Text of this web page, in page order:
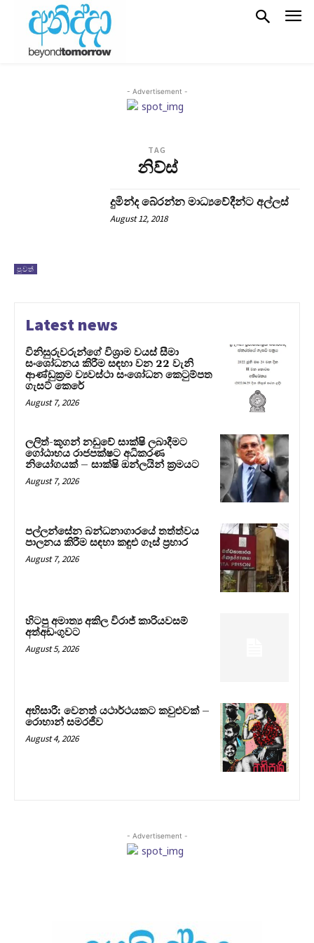
- Advertisement -
TAG
නිව්ස්
පුවත්
දුමින්ද බේරන්න මාධ්‍යවේදීන්ට අල්ලස්
August 12, 2018
Latest news
විනිසුරුවරුන්ගේ විශ්‍රාම වයස් සීමා
සංශෝධනය කිරීම සඳහා වන 22 වැනි
ආණ්ඩුක්‍රම ව්‍යවස්ථා සංශෝධන කෙටුම්පත
ගැසට් කෙරේ
August 7, 2026
ලලිත්-කූගන් නඩුවේ සාක්ෂි ලබාදීමට
ගෝඨාභය රාජපක්ෂට අධිකරණ
නියෝගයක් – සාක්ෂි ඔන්ලයින් ක්‍රමයට
August 7, 2026
පල්ලන්සේන බන්ධනාගාරයේ තත්ත්වය
පාලනය කිරීම සඳහා කඳුළු ගෑස් ප්‍රහාර
August 7, 2026
හිටපු අමාත්‍ය අකිල විරාජ් කාරියවසම්
අත්අඩංගුවට
August 5, 2026
අභිසාරී: වෙනත් යථාර්ථයකට කවුළුවක් –
රොහාන් සමරජීව
August 4, 2026
- Advertisement -